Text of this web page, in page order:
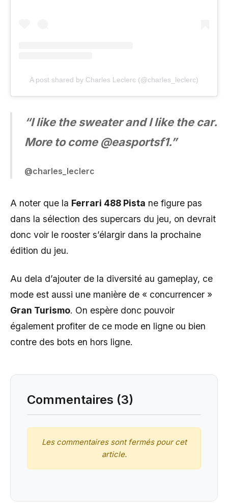
A post shared by Charles Leclerc (@charles_leclerc)
“I like the sweater and I like the car.
More to come @easportsf1.”
@charles_leclerc
A noter que la Ferrari 488 Pista ne figure pas
dans la sélection des supercars du jeu, on devrait
donc voir le rooster s’élargir dans la prochaine
édition du jeu.
Au dela d’ajouter de la diversité au gameplay, ce
mode est aussi une manière de « concurrencer »
Gran Turismo. On espère donc pouvoir
également profiter de ce mode en ligne ou bien
contre des bots en hors ligne.
Commentaires (3)
Les commentaires sont fermés pour cet
article.